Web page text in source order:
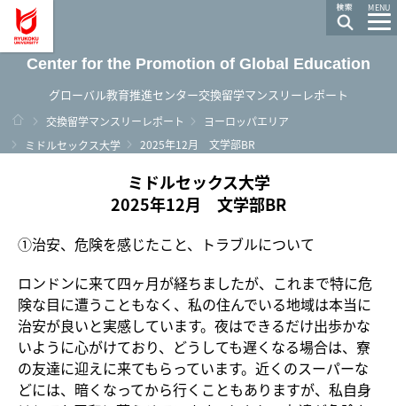
MENU
Center for the Promotion of Global Education
グローバル教育推進センター交換留学マンスリーレポート
ホーム
交換留学マンスリーレポート
ヨーロッパエリア
ミドルセックス大学
2025年12月 文学部BR
ミドルセックス大学
2025年12月 文学部BR
①治安、危険を感じたこと、トラブルについて
ロンドンに来て四ヶ月が経ちましたが、これまで特に危
険な目に遭うこともなく、私の住んでいる地域は本当に
治安が良いと実感しています。夜はできるだけ出歩かな
いように心がけており、どうしても遅くなる場合は、寮
の友達に迎えに来てもらっています。近くのスーパーな
どには、暗くなってから行くこともありますが、私自身